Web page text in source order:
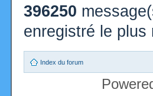
396250
enregistré le plus
Index du forum